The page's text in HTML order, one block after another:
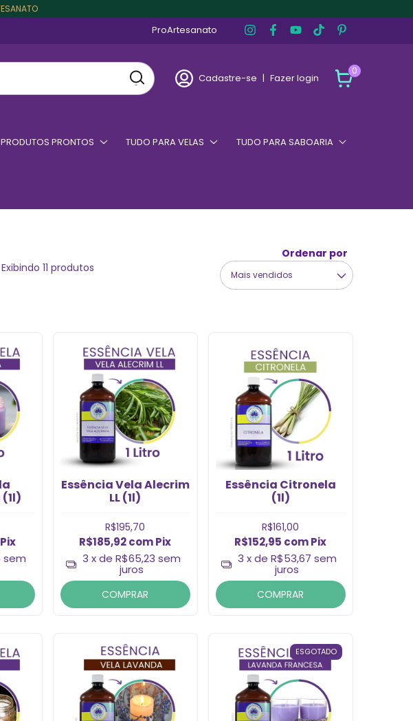
ProArtesanato
Cadastre-se | Fazer login
0
PRODUTOS PRONTOS TUDO PARA VELAS TUDO PARA SABOARIA
Exibindo 11 produtos
Ordenar por
Pix
sem
Essência Vela Alecrim
LL (1l)
R$195,70
R$185,92comPix
3 x deR$65,23 sem
juros
COMPRAR
Essência Citronela
(1l)
R$161,00
R$152,95 comPix
3 x de R$53,67 sem
juros
COMPRAR
ESGOTADO